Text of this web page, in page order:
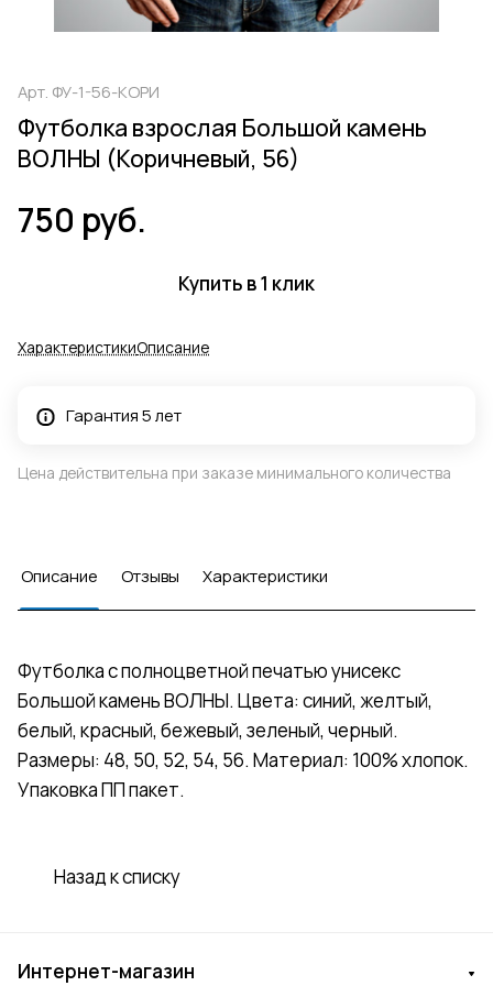
Арт. ФУ-1-56-КОРИ
Футболка взрослая Большой камень
ВОЛНЫ (Коричневый, 56)
750 руб.
Купить в 1 клик
ХарактеристикиОписание
Гарантия 5 лет
Цена действительна при заказе минимального количества
Описание Отзывы Характеристики
Футболка с полноцветной печатью унисекс
Большой камень ВОЛНЫ. Цвета: синий, желтый,
белый, красный, бежевый, зеленый, черный.
Размеры: 48, 50, 52, 54, 56. Материал: 100% хлопок.
Упаковка ПП пакет.
Назад к списку
Интернет-магазин